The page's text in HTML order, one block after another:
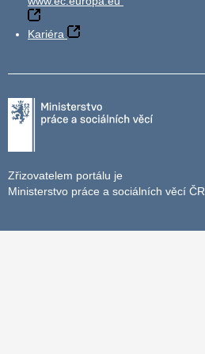
Kariéra
Zřizovatelem portálu je
Ministerstvo práce a sociálních věcí ČR